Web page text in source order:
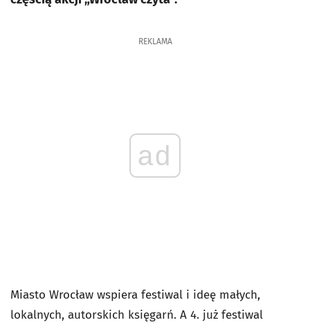
REKLAMA
ad
Miasto Wrocław wspiera festiwal i ideę małych,
lokalnych, autorskich księgarń. A 4. już festiwal